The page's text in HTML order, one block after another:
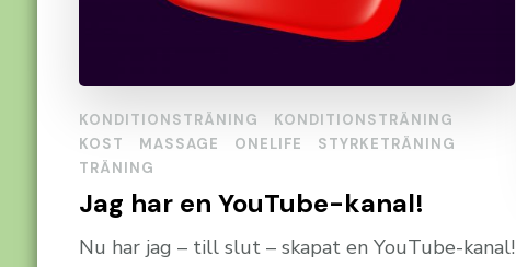
KONDITIONSTRÄNING
KONDITIONSTRÄNING
KOST
MASSAGE ONELIFE
STYRKETRÄNING
TRÄNING
Jag har en YouTube-kanal!
Nu har jag – till slut – skapat en YouTube-kanal!